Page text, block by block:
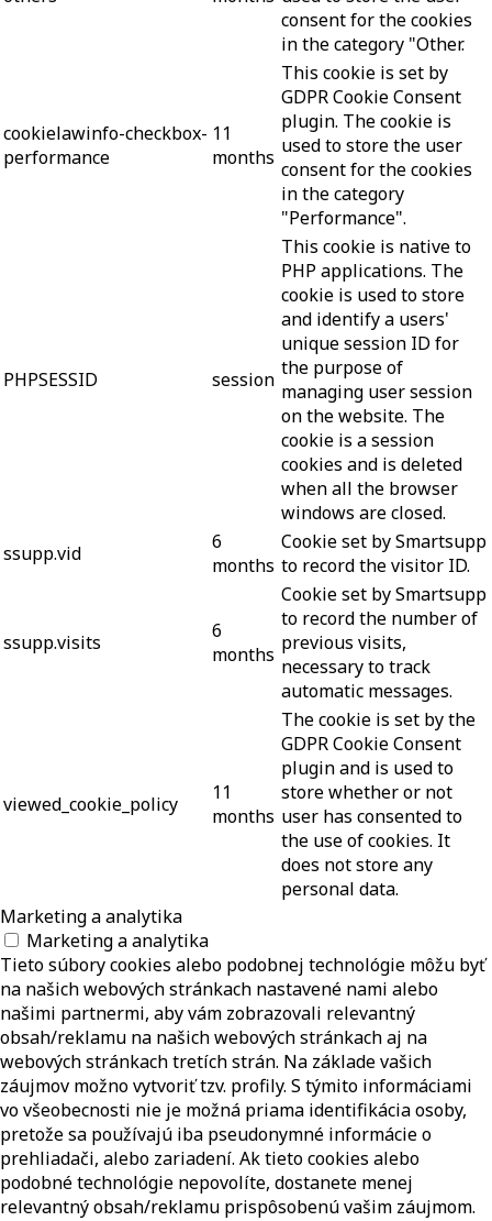
consent for the cookies
in the category "Other.
cookielawinfo-checkbox-
performance
11
months
This cookie is set by
GDPR Cookie Consent
plugin. The cookie is
used to store the user
consent for the cookies
in the category
"Performance".
PHPSESSID session
This cookie is native to
PHP applications. The
cookie is used to store
and identify a users'
unique session ID for
the purpose of
managing user session
on the website. The
cookie is a session
cookies and is deleted
when all the browser
windows are closed.
ssupp.vid
6
months
Cookie set by Smartsupp
to record the visitor ID.
ssupp.visits
6
months
Cookie set by Smartsupp
to record the number of
previous visits,
necessary to track
automatic messages.
viewed_cookie_policy
11
months
The cookie is set by the
GDPR Cookie Consent
plugin and is used to
store whether or not
user has consented to
the use of cookies. It
does not store any
personal data.
Marketing a analytika
Marketing a analytika
Tieto súbory cookies alebo podobnej technológie môžu byť
na našich webových stránkach nastavené nami alebo
našimi partnermi, aby vám zobrazovali relevantný
obsah/reklamu na našich webových stránkach aj na
webových stránkach tretích strán. Na základe vašich
záujmov možno vytvoriť tzv. profily. S týmito informáciami
vo všeobecnosti nie je možná priama identifikácia osoby,
pretože sa používajú iba pseudonymné informácie o
prehliadači, alebo zariadení. Ak tieto cookies alebo
podobné technológie nepovolíte, dostanete menej
relevantný obsah/reklamu prispôsobenú vašim záujmom.